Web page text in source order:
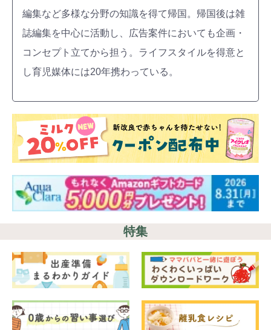
編集など多様な分野の知識を得て帰国。帰国後は雑
誌編集を中心に活動し、広告案件においても企画・
コンセプト立てから担う。ライフスタイルを得意と
し育児媒体には20年携わっている。
特集
検索
#プレゼント #教育 #0歳 #母乳
#出産準備 #習いごと #発達
#離乳食
プレゼント&
キャンペーン
妊娠&出産 子育て